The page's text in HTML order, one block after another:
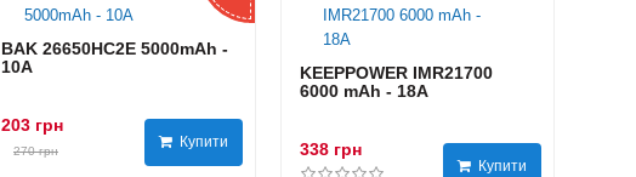
BAK 26650HC2E 5000mAh -
10А
203 грн
270 грн Купити
KEEPPOWER IMR21700
6000 mAh - 18А
338 грн
Купити